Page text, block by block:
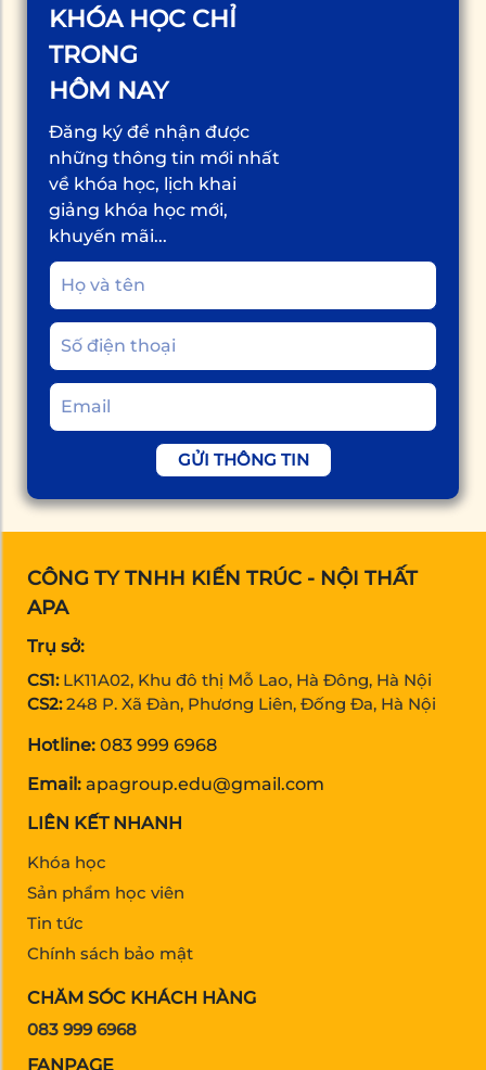
KHÓA HỌC CHỈ
TRONG
HÔM NAY
Đăng ký để nhận được
những thông tin mới nhất
về khóa học, lịch khai
giảng khóa học mới,
khuyến mãi...
GỬI THÔNG TIN
CÔNG TY TNHH KIẾN TRÚC - NỘI THẤT
APA
Trụ sở:
CS1: LK11A02, Khu đô thị Mỗ Lao, Hà Đông, Hà Nội
CS2: 248 P. Xã Đàn, Phương Liên, Đống Đa, Hà Nội
Hotline: 083 999 6968
Email: apagroup.edu@gmail.com
LIÊN KẾT NHANH
Khóa học
Sản phẩm học viên
Tin tức
Chính sách bảo mật
CHĂM SÓC KHÁCH HÀNG
083 999 6968
FANPAGE